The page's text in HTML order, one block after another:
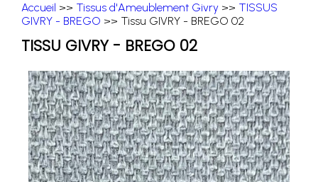
Accueil >> Tissus d'Ameublement Givry >> TISSUS
GIVRY - BREGO >> Tissu GIVRY - BREGO 02
TISSU GIVRY - BREGO 02